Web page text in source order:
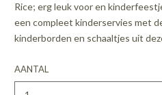
Rice; erg leuk voor en
een compleet kinderservies met
kinderborden en schaaltjes uit
AANTAL